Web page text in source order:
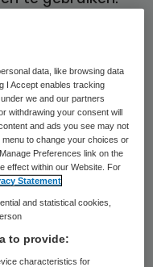
onderzoek uit
Utrecht om
van
middelbare
vulden in de
online vragenlijst
data, like browsing data
I Accept enables tracking
we and our partners
withdrawing your consent will
and ads you see may not
to change your choices or
Preferences link on the
effect within our Website. For
Statement
and statistical cookies,
to provide:
characteristics for